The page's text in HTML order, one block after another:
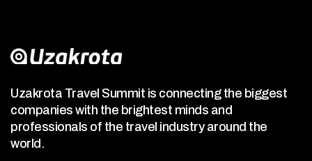
Uzakrota Travel Summit is connecting the biggest
companies with the brightest minds and
professionals of the travel industry around the
world.